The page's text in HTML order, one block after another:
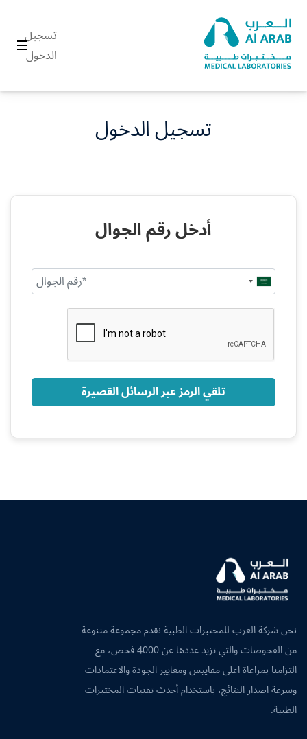
تسجيل
الدخول
تسجيل الدخول
أدخل رقم الجوال
Saudi
Arabia
تلقي الرمز عبر الرسائل القصيرة
نحن شركة العرب للمختبرات الطبية نقدم مجموعة متنوعة
من الفحوصات والتي تزيد عددها عن 4000 فحص، مع
التزامنا بمراعاة اعلى مقاييس ومعايير الجودة والاعتمادات
وسرعة اصدار النتائج، باستخدام أحدث تقنيات المختبرات
الطبية.